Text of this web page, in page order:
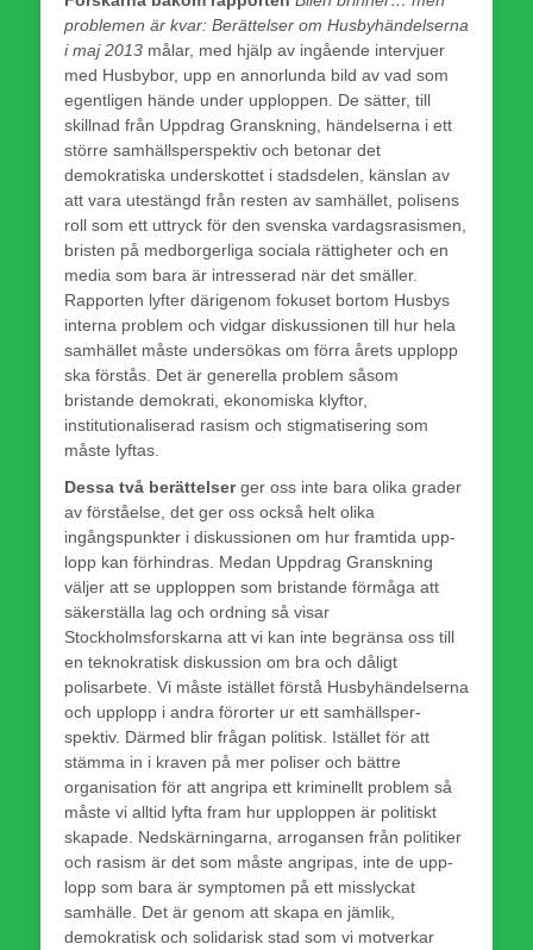
problemen är kvar: Berättelser om Husbyhändelserna
i maj 2013 målar, med hjälp av ingående intervjuer
med Husbybor, upp en annorlunda bild av vad som
egentligen hände under upploppen. De sätter, till
skillnad från Uppdrag Granskning, händelserna i ett
större samhällsperspektiv och betonar det
demokratiska underskottet i stadsdelen, känslan av
att vara utestängd från resten av samhället, polisens
roll som ett uttryck för den svenska vardagsrasismen,
bristen på medborger­liga sociala rättigheter och en
media som bara är intresserad när det smäller.
Rapporten lyfter därigenom fokuset bortom Husbys
interna problem och vidgar diskussionen till hur hela
samhället måste undersökas om förra årets upplopp
ska förstås. Det är generella problem såsom
bristande demokrati, ekonomiska klyftor,
institutionaliserad rasism och stigmatisering som
måste lyftas.
Dessa två berättelserger oss inte bara olika grader
av förståelse, det ger oss också helt olika
ingångspunkter i diskussionen om hur framtida upp­
lopp kan förhindras. Medan Uppdrag Granskning
väljer att se upploppen som bristande förmåga att
säkerställa lag och ordning så visar
Stockholmsforskarna att vi kan inte begränsa oss till
en teknokratisk diskussion om bra och dåligt
polisarbete. Vi måste istället förstå Husbyhändelserna
och upplopp i andra förorter ur ett samhällsper­
spektiv. Därmed blir frågan politisk. Istället för att
stämma in i kraven på mer poliser och bättre
organisation för att angripa ett kriminellt problem så
måste vi alltid lyfta fram hur upp­loppen är politiskt
skapade. Nedskärningarna, arrogansen från politiker
och rasism är det som måste angripas, inte de upp­
lopp som bara är symptomen på ett misslyckat
samhälle. Det är genom att skapa en jämlik,
demokratisk och solidarisk stad som vi motverkar